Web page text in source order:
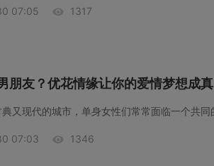
07:05 1317
朋友？优花情缘让你的爱情梦想成真
07:03 1346